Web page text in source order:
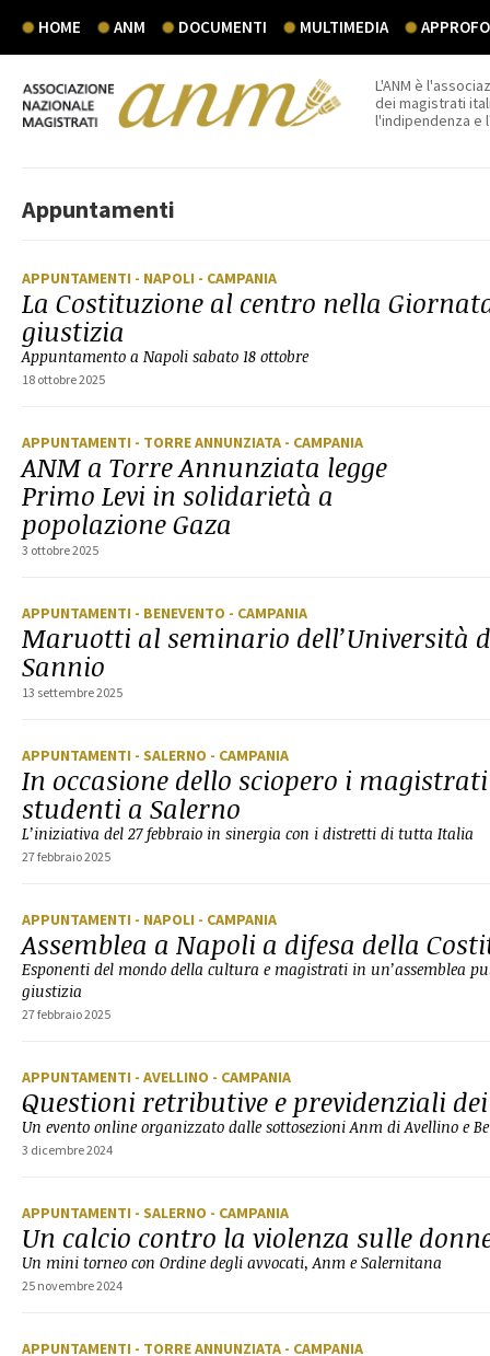
HOME ANM DOCUMENTI MULTIMEDIA
L'ANM è
dei magistrati
l'indipendenza e
Appuntamenti
APPUNTAMENTI - NAPOLI - CAMPANIA
La Costituzione al centro nella
giustizia
Appuntamento a Napoli sabato 18 ottobre
18 ottobre 2025
APPUNTAMENTI - TORRE ANNUNZIATA - CAMPANIA
ANM a Torre Annunziata legge
Primo Levi in solidarietà a
popolazione Gaza
3 ottobre 2025
APPUNTAMENTI - BENEVENTO - CAMPANIA
Maruotti al seminario dell’Università
Sannio
13 settembre 2025
APPUNTAMENTI - SALERNO - CAMPANIA
In occasione dello sciopero i
studenti a Salerno
L’iniziativa del 27 febbraio in sinergia con i distretti di tutta Italia
27 febbraio 2025
APPUNTAMENTI - NAPOLI - CAMPANIA
Assemblea a Napoli a difesa della
Esponenti del mondo della cultura e magistrati in un’assemblea
giustizia
27 febbraio 2025
APPUNTAMENTI - AVELLINO - CAMPANIA
Questioni retributive e previdenziali
Un evento online organizzato dalle sottosezioni Anm di Avellino e
3 dicembre 2024
APPUNTAMENTI - SALERNO - CAMPANIA
Un calcio contro la violenza sulle
Un mini torneo con Ordine degli avvocati, Anm e Salernitana
25 novembre 2024
APPUNTAMENTI - TORRE ANNUNZIATA - CAMPANIA